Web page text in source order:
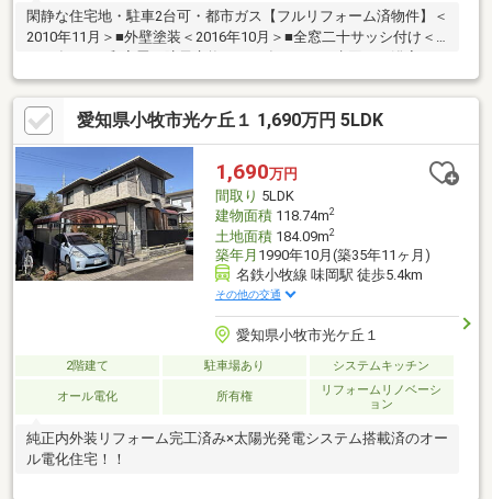
閑静な住宅地・駐車2台可・都市ガス【フルリフォーム済物件】＜
2010年11月＞■外壁塗装＜2016年10月＞■全窓二十サッシ付け＜
イレ交換■外装 駐車場増設■クロス張替え＜2025年10月＞■和室
→洋室変更【おすすめポイント】・陽当たり良好な角地です！・
LDK広々18帖以上！・納戸付！収納スペース充実しておりま
す！・駐車2台可能（車種による）・家庭菜園も可能なお庭付
き！・閑静な住宅地で落ち着いた暮らしができます◎
愛知県小牧市光ケ丘１ 1,690万円 5LDK
1,690万円
間取り 5LDK
建物面積118.74m2
土地面積184.09m2
築年月 1990年10月(築35年11ヶ月)
名鉄小牧線 味岡駅 徒歩5.4km
その他の交通
愛知県小牧市光ケ丘１
2階建て 駐車場あり システムキッチン
オール電化 所有権
リフォームリノベーシ
ョン
純正内外装リフォーム完工済み×太陽光発電システム搭載済のオー
ル電化住宅！！